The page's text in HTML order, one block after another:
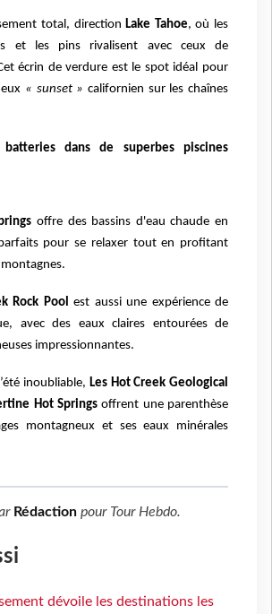
total, direction Lake Tahoe, où les
et les pins rivalisent avec ceux de
écrin de verdure est le spot idéal pour
« sunset » californien sur les chaînes
batteries dans de superbes piscines
offre des bassins d'eau chaude en
pour se relaxer tout en profitant
Rock Pool
est aussi une expérience de
avec des eaux claires entourées de
impressionnantes.
inoubliable, Les Hot Creek Geological
Hot Springsoffrent une parenthèse
montagneux et ses eaux minérales
Rédaction pour Tour Hebdo.
dévoile les destinations les